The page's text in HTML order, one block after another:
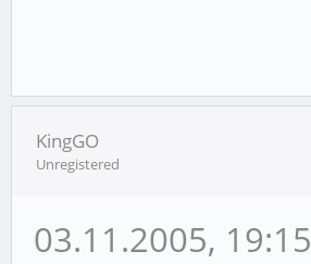
KingGO
Unregistered
03.11.2005, 19:15